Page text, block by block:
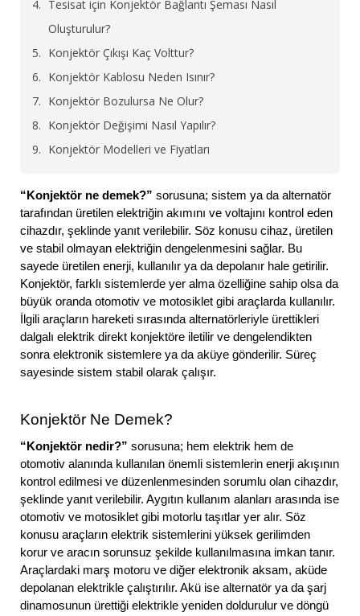
Tesisat için Konjektör Bağlantı Şeması Nasıl
Oluşturulur?
Konjektör Çıkışı Kaç Volttur?
Konjektör Kablosu Neden Isınır?
Konjektör Bozulursa Ne Olur?
Konjektör Değişimi Nasıl Yapılır?
Konjektör Modelleri ve Fiyatları
“Konjektör ne demek?” sorusuna; sistem ya da alternatör
tarafından üretilen elektriğin akımını ve voltajını kontrol eden
cihazdır, şeklinde yanıt verilebilir. Söz konusu cihaz, üretilen
ve stabil olmayan elektriğin dengelenmesini sağlar. Bu
sayede üretilen enerji, kullanılır ya da depolanır hale getirilir.
Konjektör, farklı sistemlerde yer alma özelliğine sahip olsa da
büyük oranda otomotiv ve motosiklet gibi araçlarda kullanılır.
İlgili araçların hareketi sırasında alternatörleriyle ürettikleri
dalgalı elektrik direkt konjektöre iletilir ve dengelendikten
sonra elektronik sistemlere ya da aküye gönderilir. Süreç
sayesinde sistem stabil olarak çalışır.
Konjektör Ne Demek?
“Konjektör nedir?” sorusuna; hem elektrik hem de
otomotiv alanında kullanılan önemli sistemlerin enerji akışının
kontrol edilmesi ve düzenlenmesinden sorumlu olan cihazdır,
şeklinde yanıt verilebilir. Aygıtın kullanım alanları arasında ise
otomotiv ve motosiklet gibi motorlu taşıtlar yer alır. Söz
konusu araçların elektrik sistemlerini yüksek gerilimden
korur ve aracın sorunsuz şekilde kullanılmasına imkan tanır.
Araçlardaki marş motoru ve diğer elektronik aksam, aküde
depolanan elektrikle çalıştırılır. Akü ise alternatör ya da şarj
dinamosunun ürettiği elektrikle yeniden doldurulur ve döngü